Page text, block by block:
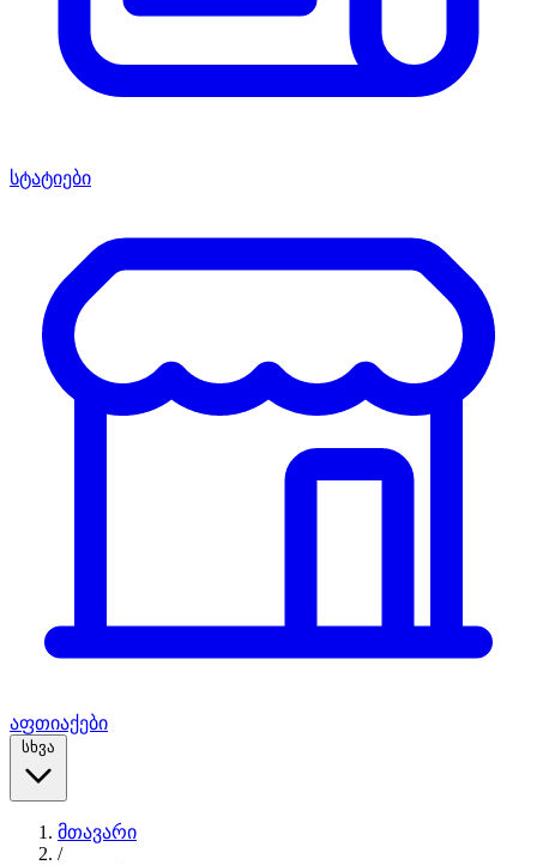
სტატიები
აფთიაქები
სხვა
მთავარი
/